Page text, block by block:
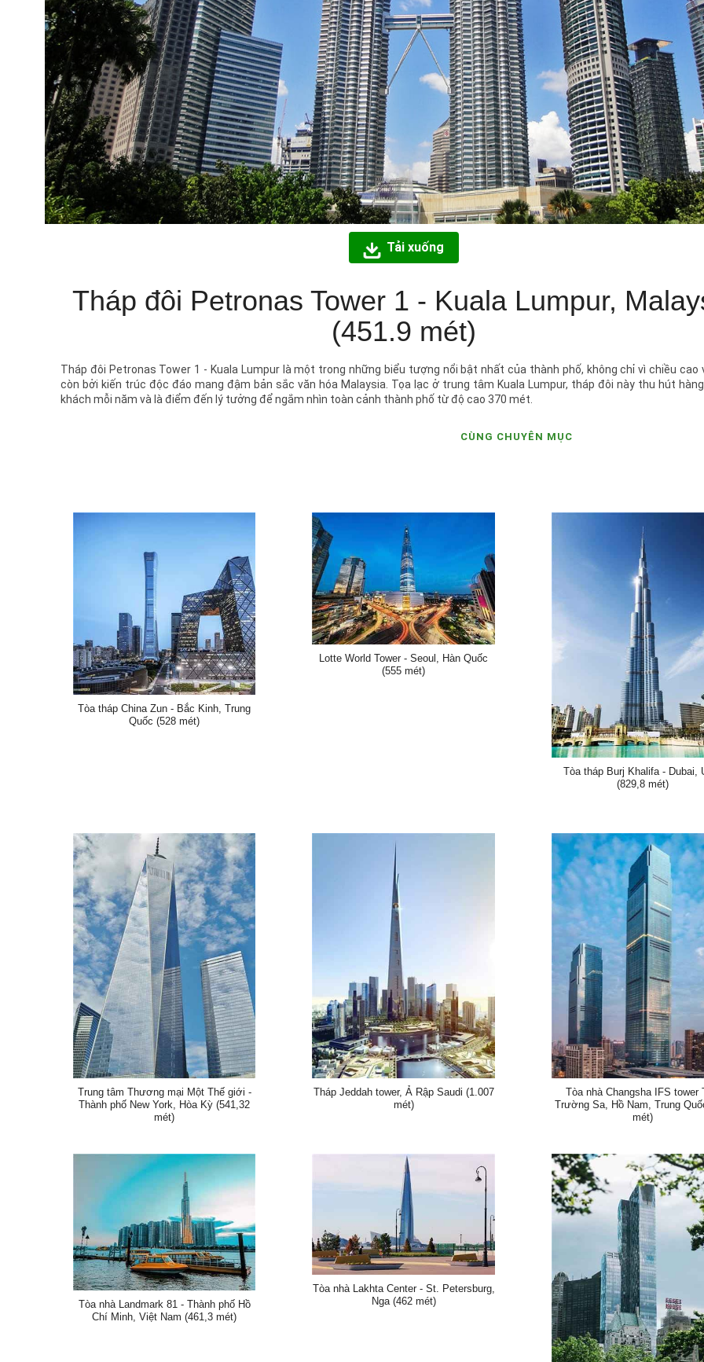
Tải xuống
Tháp đôi Petronas Tower 1 - Kuala Lumpur,
(451.9 mét)
Tháp đôi Petronas Tower 1 - Kuala Lumpur là một trong những biểu tượng nổi bật nhất của thành phố, không chỉ vì chiều cao
còn bởi kiến trúc độc đáo mang đậm bản sắc văn hóa Malaysia. Tọa lạc ở trung tâm Kuala Lumpur, tháp đôi này thu hút
khách mỗi năm và là điểm đến lý tưởng để ngắm nhìn toàn cảnh thành phố từ độ cao 370 mét.
CÙNG CHUYÊN MỤC
Tòa tháp China Zun - Bắc Kinh, Trung
Quốc (528 mét)
Lotte World Tower - Seoul, Hàn Quốc
(555 mét)
Tòa tháp Burj Khalifa - Dubai,
(829,8 mét)
Trung tâm Thương mại Một Thế giới -
Thành phố New York, Hòa Kỳ (541,32
mét)
Tháp Jeddah tower, Ả Rập Saudi (1.007
mét)
Tòa nhà Changsha IFS tower
Trường Sa, Hồ Nam, Trung
mét)
Tòa nhà Landmark 81 - Thành phố Hồ
Chí Minh, Việt Nam (461,3 mét)
Tòa nhà Lakhta Center - St. Petersburg,
Nga (462 mét)